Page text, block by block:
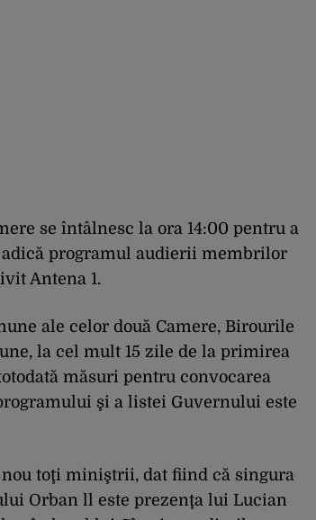
se întâlnesc la ora 14:00 pentru a
programul audierii membrilor
Antena 1.
ale celor două Camere, Birourile
la cel mult 15 zile de la primirea
măsuri pentru convocarea
şi a listei Guvernului este
toţi miniştrii, dat fiind că singura
Orban ll este prezenţa lui Lucian